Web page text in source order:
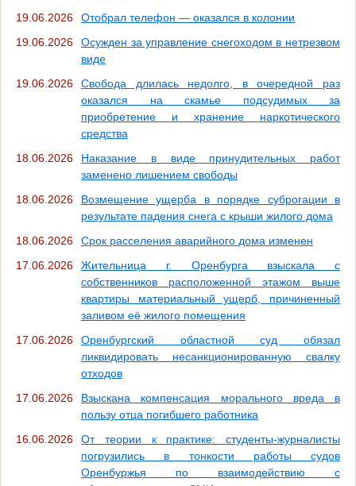
19.06.2026
Отобрал телефон — оказался в колонии
19.06.2026
Осужден за управление снегоходом в нетрезвом
виде
19.06.2026
Свобода длилась недолго, в очередной раз
оказался на скамье подсудимых за
приобретение и хранение наркотического
средства
18.06.2026
Наказание в виде принудительных работ
заменено лишением свободы
18.06.2026
Возмещение ущерба в порядке суброгации в
результате падения снега с крыши жилого дома
18.06.2026
Срок расселения аварийного дома изменен
17.06.2026
Жительница г. Оренбурга взыскала с
собственников расположенной этажом выше
квартиры материальный ущерб, причиненный
заливом её жилого помещения
17.06.2026
Оренбургский областной суд обязал
ликвидировать несанкционированную свалку
отходов
17.06.2026
Взыскана компенсация морального вреда в
пользу отца погибшего работника
16.06.2026
От теории к практике: студенты-журналисты
погрузились в тонкости работы судов
Оренбуржья по взаимодействию с